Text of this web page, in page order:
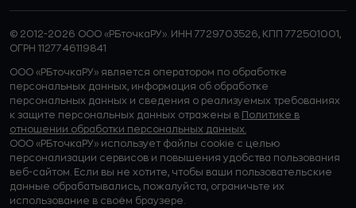
© 2012-2026 ООО «РБточкаРУ». ИНН 7729703526, КПП 772501001,
ОГРН 1127746119841
ООО «РБточкаРУ» является оператором по обработке
персональных данных, информация об обработке
персональных данных и сведения о реализуемых требованиях
к защите персональных данных отражены в Политике в
отношении обработки персональных данных.
ООО «РБточкаРУ» использует файлы cookie с целью
персонализации сервисов и повышения удобства пользования
веб-сайтом. Если вы не хотите, чтобы ваши пользовательские
данные обрабатывались, пожалуйста, ограничьте их
использование в своём браузере.